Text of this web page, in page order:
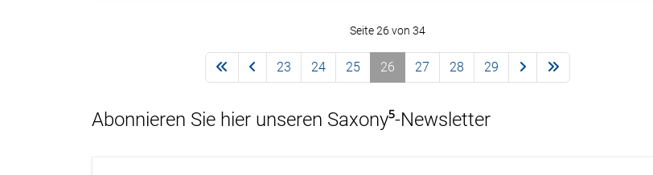
Seite 26 von 34
23 24 25 26 27 28 29
Abonnieren Sie hier unseren Saxony⁵-Newsletter